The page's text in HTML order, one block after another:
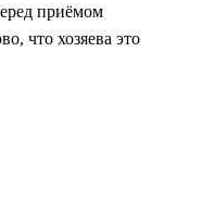
приёмом
что хозяева это